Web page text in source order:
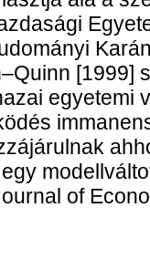
[1999]
egyetemi
of